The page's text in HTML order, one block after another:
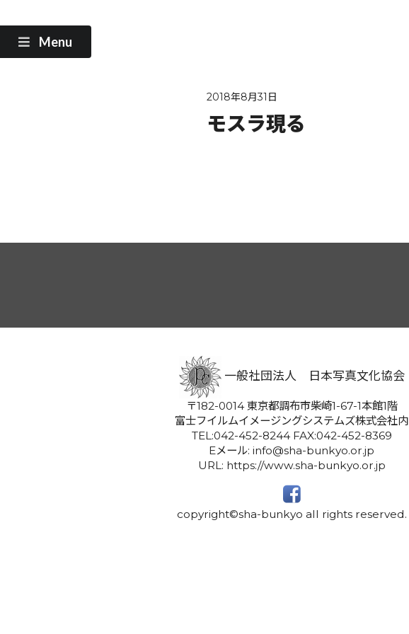
Menu
2018年8月31日
モスラ現る
一般社団法人 日本写真文化協会
〒182-0014 東京都調布市柴崎1-67-1本館1階
富士フイルムイメージングシステムズ株式会社内
TEL:042-452-8244 FAX:042-452-8369
Eメール: info@sha-bunkyo.or.jp
URL: https://www.sha-bunkyo.or.jp
copyright©sha-bunkyo all rights reserved.